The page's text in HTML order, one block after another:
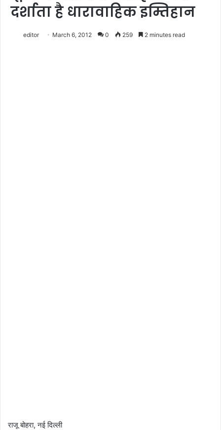
दर्शाता है धारावाहिक इम्तिहान
editor March 6, 2012 0 259 2 minutes read
राजू बोहरा, नई दिल्ली